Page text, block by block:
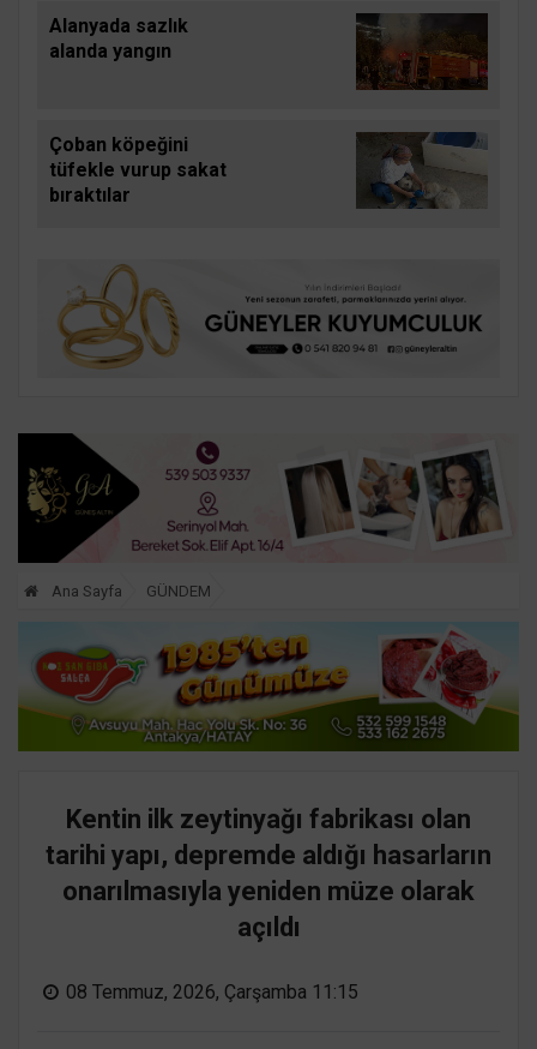
kesildi
Alanyada sazlık
alanda yangın
Çoban köpeğini
tüfekle vurup sakat
bıraktılar
Ana Sayfa GÜNDEM
Kentin ilk zeytinyağı fabrikası olan
tarihi yapı, depremde aldığı hasarların
onarılmasıyla yeniden müze olarak
açıldı
08 Temmuz, 2026, Çarşamba 11:15